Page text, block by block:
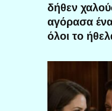
δήθεν
αγόρασα ένα
όλοι το